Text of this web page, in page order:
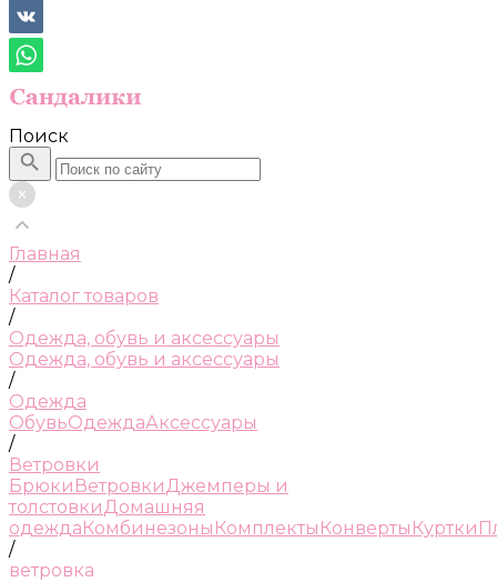
Поиск
Главная
/
Каталог товаров
/
Одежда, обувь и аксессуары
Одежда, обувь и аксессуары
/
Одежда
ОбувьОдеждаАксессуары
/
Ветровки
Брюки ВетровкиДжемперы и
толстовкиДомашняя
одеждаКомбинезоны Комплекты Конверты Куртки
/
ветровка